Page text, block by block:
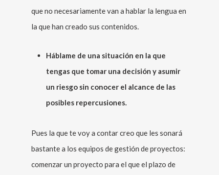
que no necesariamente van a hablar la lengua en
la que han creado sus contenidos.
Háblame de una situación en la que
tengas que tomar una decisión y asumir
un riesgo sin conocer el alcance de las
posibles repercusiones.
Pues la que te voy a contar creo que les sonará
bastante a los equipos de gestión de proyectos:
comenzar un proyecto para el que el plazo de